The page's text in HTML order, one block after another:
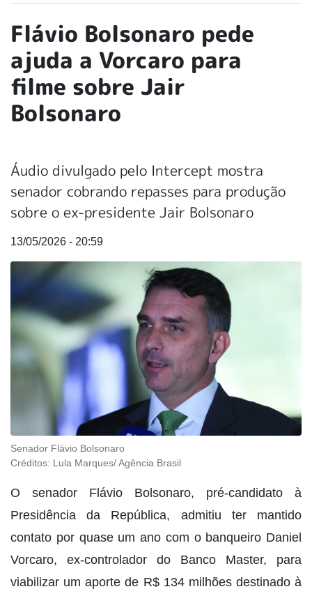
Flávio Bolsonaro pede
ajuda a Vorcaro para
filme sobre Jair
Bolsonaro
Áudio divulgado pelo Intercept mostra
senador cobrando repasses para produção
sobre o ex-presidente Jair Bolsonaro
13/05/2026 - 20:59
Senador Flávio Bolsonaro
Créditos: Lula Marques/ Agência Brasil
O senador Flávio Bolsonaro, pré-candidato à
Presidência da República, admitiu ter mantido
contato por quase um ano com o banqueiro Daniel
Vorcaro, ex-controlador do Banco Master, para
viabilizar um aporte de R$ 134 milhões destinado à